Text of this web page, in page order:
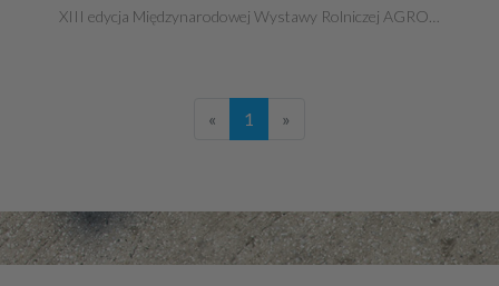
XIII edycja Międzynarodowej Wystawy Rolniczej AGRO…
« 1 »